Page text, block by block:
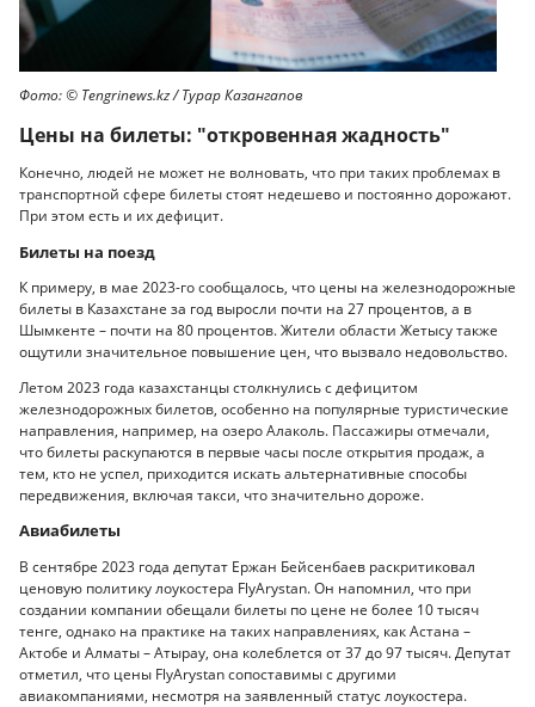
Фото: ©️ Tengrinews.kz / Турар Казангапов
Цены на билеты: "откровенная жадность"
Конечно, людей не может не волновать, что при таких проблемах в
транспортной сфере билеты стоят недешево и постоянно дорожают.
При этом есть и их дефицит.
Билеты на поезд
К примеру, в мае 2023-го сообщалось, что цены на железнодорожные
билеты в Казахстане за год выросли почти на 27 процентов, а в
Шымкенте – почти на 80 процентов. Жители области Жетысу также
ощутили значительное повышение цен, что вызвало недовольство.
Летом 2023 года казахстанцы столкнулись с дефицитом
железнодорожных билетов, особенно на популярные туристические
направления, например, на озеро Алаколь. Пассажиры отмечали,
что билеты раскупаются в первые часы после открытия продаж, а
тем, кто не успел, приходится искать альтернативные способы
передвижения, включая такси, что значительно дороже.
Авиабилеты
В сентябре 2023 года депутат Ержан Бейсенбаев раскритиковал
ценовую политику лоукостера FlyArystan. Он напомнил, что при
создании компании обещали билеты по цене не более 10 тысяч
тенге, однако на практике на таких направлениях, как Астана –
Актобе и Алматы – Атырау, она колеблется от 37 до 97 тысяч. Депутат
отметил, что цены FlyArystan сопоставимы с другими
авиакомпаниями, несмотря на заявленный статус лоукостера.